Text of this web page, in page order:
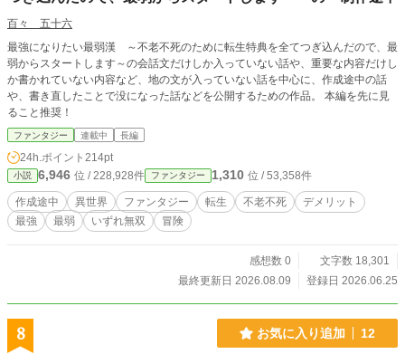
百々 五十六
最強になりたい最弱漢 ～不老不死のために転生特典を全てつぎ込んだので、最
弱からスタートします～の会話文だけしか入っていない話や、重要な内容だけし
か書かれていない内容など、地の文が入っていない話を中心に、作成途中の話
や、書き直したことで没になった話などを公開するための作品。 本編を先に見
ること推奨！
ファンタジー 連載中 長編
24h.ポイント 214pt
小説 6,946 位 / 228,928件 ファンタジー 1,310 位 / 53,358件
作成途中 異世界 ファンタジー 転生 不老不死
デメリット
最強
最弱 いずれ無双 冒険
感想数 0
文字数 18,301
最終更新日 2026.08.09
登録日 2026.06.25
8 お気に入り追加 12